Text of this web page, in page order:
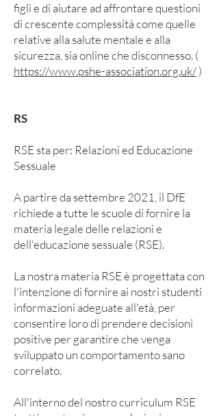
figli e di aiutare ad affrontare questioni
di crescente complessità come quelle
relative alla salute mentale e alla
sicurezza, sia online che disconnesso. (
https://www.pshe-association.org.uk/)
RS
RSE sta per: Relazioni ed Educazione
Sessuale
A partire da settembre 2021, il DfE
richiede a tutte le scuole di fornire la
materia legale delle relazioni e
dell'educazione sessuale (RSE).
La nostra materia RSE è progettata con
l'intenzione di fornire ai nostri studenti
informazioni adeguate all'età, per
consentire loro di prendere decisioni
positive per garantire che venga
sviluppato un comportamento sano
correlato.
All'interno del nostro curriculum RSE